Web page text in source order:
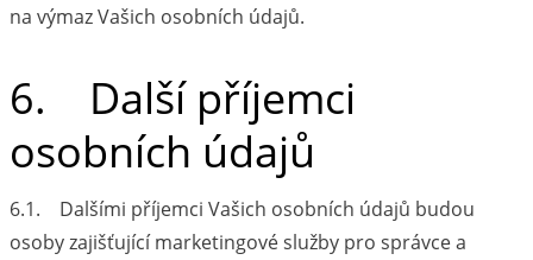
na výmaz Vašich osobních údajů.
6. Další příjemci
osobních údajů
6.1. Dalšími příjemci Vašich osobních údajů budou
osoby zajišťující marketingové služby pro správce a